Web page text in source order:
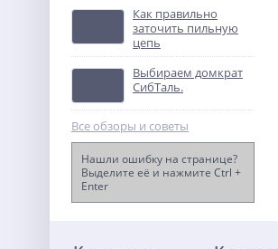
NEW
%
Гайковерт ударный акк.
Greenworks G24IW200,
Как правильно
заточить пильную
цепь
Выбираем домкрат
СибТаль.
Все обзоры и советы
Нашли ошибку на странице?
Выделите её и нажмите Ctrl +
Enter